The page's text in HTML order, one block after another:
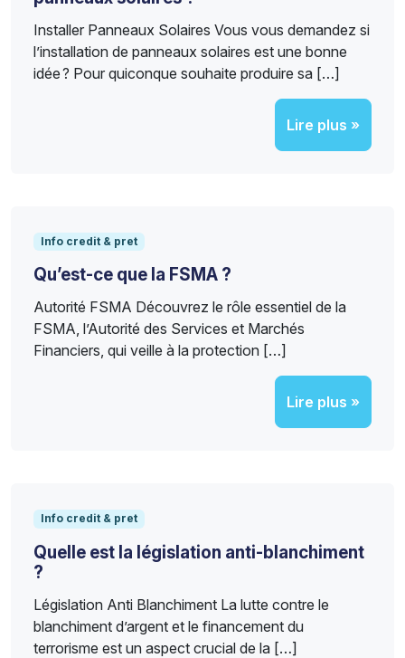
Installer Panneaux Solaires Vous vous demandez si
l’installation de panneaux solaires est une bonne
idée ? Pour quiconque souhaite produire sa […]
Lire plus »
Info credit & pret
Qu’est-ce que la FSMA ?
Autorité FSMA Découvrez le rôle essentiel de la
FSMA, l’Autorité des Services et Marchés
Financiers, qui veille à la protection […]
Lire plus »
Info credit & pret
Quelle est la législation anti-blanchiment
?
Législation Anti Blanchiment La lutte contre le
blanchiment d’argent et le financement du
terrorisme est un aspect crucial de la […]